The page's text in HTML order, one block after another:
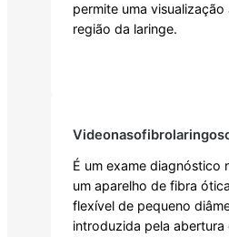
permite uma visualização
região da laringe.
É um exame diagnóstico
um aparelho de fibra
flexível de pequeno
introduzida pela abertura